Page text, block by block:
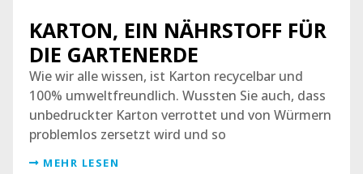
KARTON, EIN NÄHRSTOFF FÜR
DIE GARTENERDE
Wie wir alle wissen, ist Karton recycelbar und
100% umweltfreundlich. Wussten Sie auch, dass
unbedruckter Karton verrottet und von Würmern
problemlos zersetzt wird und so
MEHR LESEN